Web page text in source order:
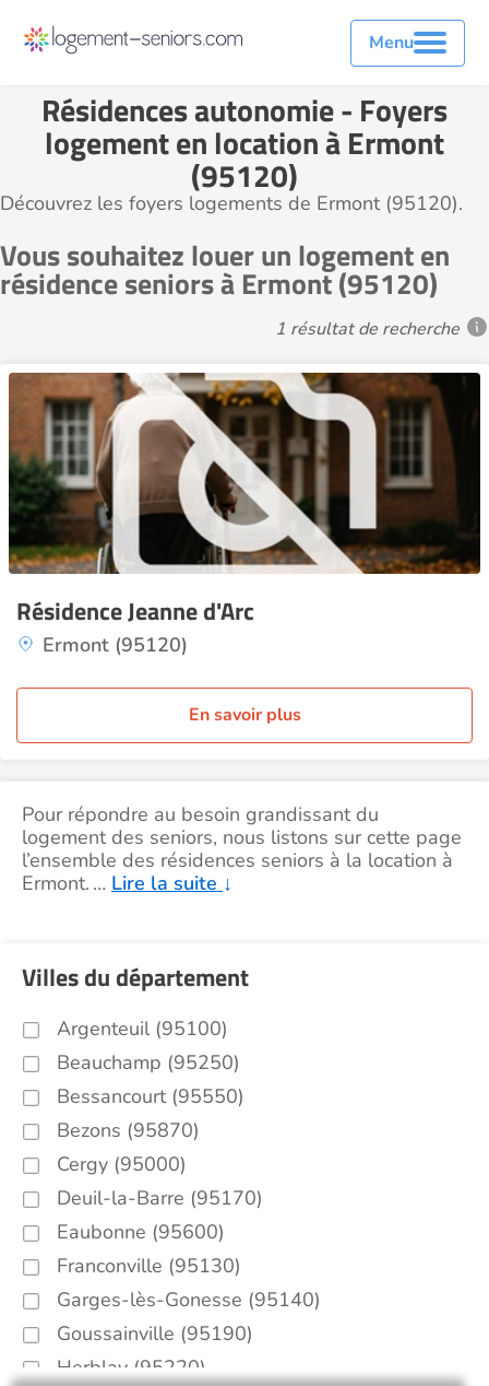
Menu
Résidences autonomie - Foyers
logement en location à Ermont
(95120)
Découvrez les foyers logements de Ermont (95120).
Vous souhaitez louer un logement en
résidence seniors à Ermont (95120)
1 résultat de recherche
Résidence Jeanne d'Arc
Ermont (95120)
En savoir plus
Pour répondre au besoin grandissant du
logement des seniors, nous listons sur cette page
l’ensemble des résidences seniors à la location à
Ermont. … Lire la suite ↓
Villes du département
Argenteuil (95100)
Beauchamp (95250)
Bessancourt (95550)
Bezons (95870)
Cergy (95000)
Deuil-la-Barre (95170)
Eaubonne (95600)
Franconville (95130)
Garges-lès-Gonesse (95140)
Goussainville (95190)
Herblay (95220)